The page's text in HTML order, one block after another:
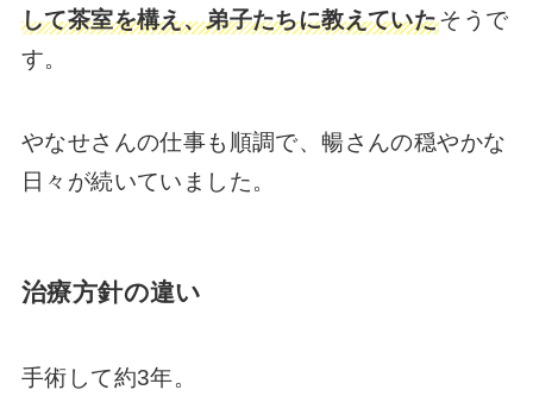
して茶室を構え、弟子たちに教えていたそうで
す。
やなせさんの仕事も順調で、暢さんの穏やかな
日々が続いていました。
治療方針の違い
手術して約3年。